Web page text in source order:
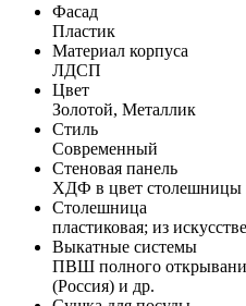
Фасад
Пластик
Материал корпуса
ЛДСП
Цвет
Золотой, Металлик
Стиль
Современный
Стеновая панель
ХДФ в цвет столешницы
Столешница
пластиковая; из
Выкатные системы
ПВШ полного
(Россия) и др.